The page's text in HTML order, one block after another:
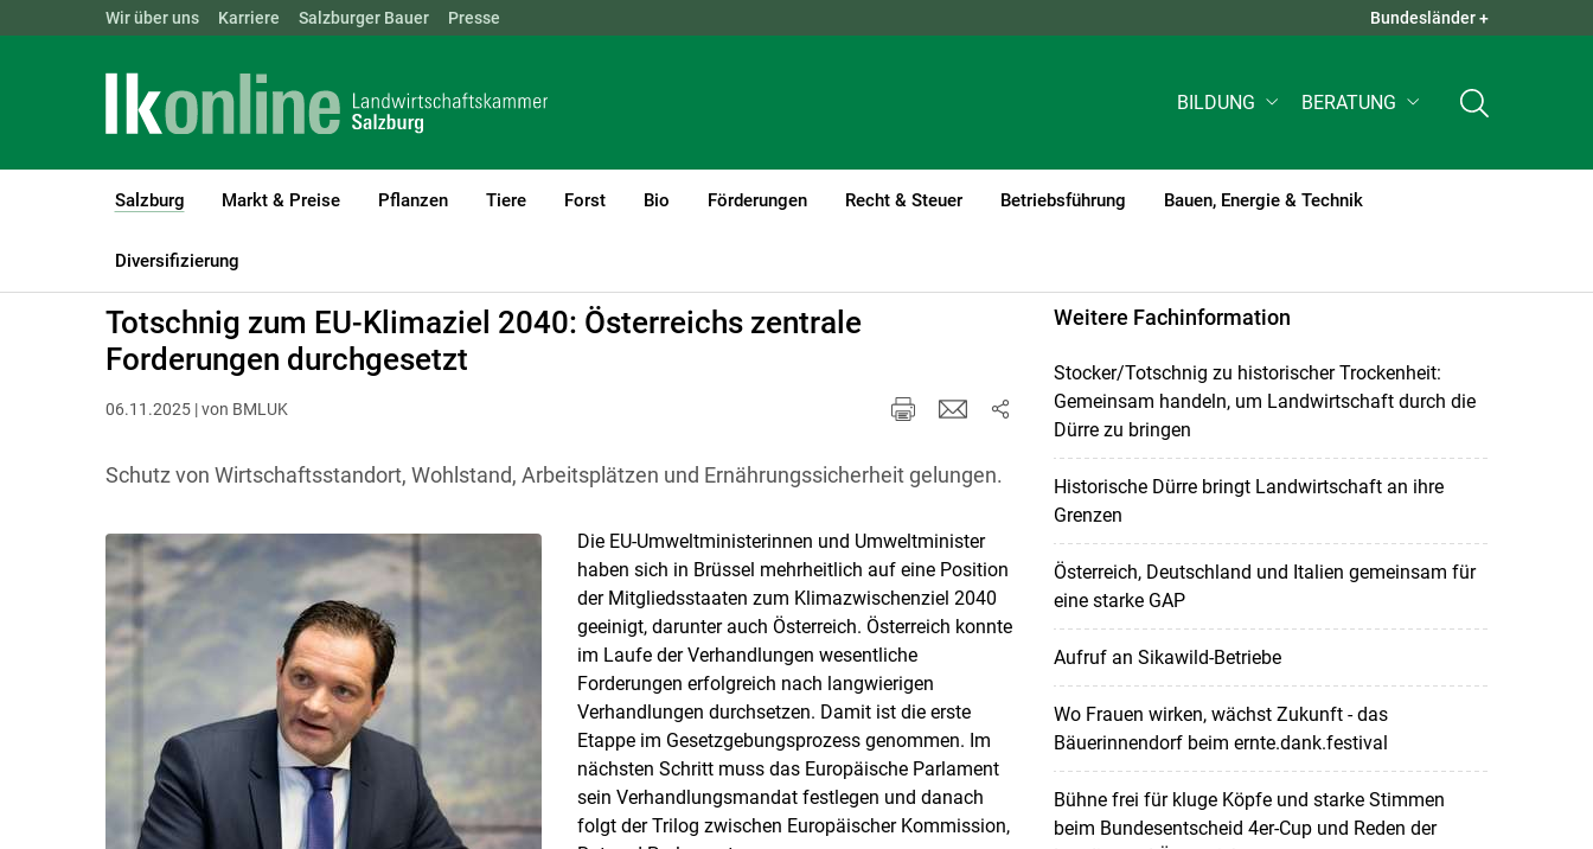
Landwirtschaftskammern: ÖSTERREICH BGLD KTN QUICK LINKS +
Wir über uns Karriere Salzburger Bauer Presse Bundesländer +
BILDUNG BERATUNG
Salzburg
(current)1
Markt & Preise Pflanzen Tiere Forst Bio Förderungen Recht & Steuer Betriebsführung Bauen, Energie & Technik
Diversifizierung
LK Salzburg Salzburg
Totschnig zum EU-Klimaziel 2040: Österreichs zentrale
Forderungen durchgesetzt
06.11.2025 | von BMLUK
Schutz von Wirtschaftsstandort, Wohlstand, Arbeitsplätzen und Ernährungssicherheit gelungen.
Die EU-Umweltministerinnen und Umweltminister
haben sich in Brüssel mehrheitlich auf eine Position
der Mitgliedsstaaten zum Klimazwischenziel 2040
geeinigt, darunter auch Österreich. Österreich konnte
im Laufe der Verhandlungen wesentliche
Forderungen erfolgreich nach langwierigen
Verhandlungen durchsetzen. Damit ist die erste
Etappe im Gesetzgebungsprozess genommen. Im
nächsten Schritt muss das Europäische Parlament
sein Verhandlungsmandat festlegen und danach
folgt der Trilog zwischen Europäischer Kommission,
Weitere Fachinformation
Stocker/Totschnig zu historischer Trockenheit:
Gemeinsam handeln, um Landwirtschaft durch die
Dürre zu bringen
Historische Dürre bringt Landwirtschaft an ihre
Grenzen
Österreich, Deutschland und Italien gemeinsam für
eine starke GAP
Aufruf an Sikawild-Betriebe
Wo Frauen wirken, wächst Zukunft - das
Bäuerinnendorf beim ernte.dank.festival
Bühne frei für kluge Köpfe und starke Stimmen
beim Bundesentscheid 4er-Cup und Reden der